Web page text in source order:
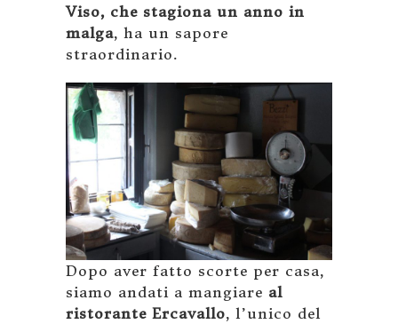
Viso, che stagiona un anno in
malga, ha un sapore
straordinario.
Dopo aver fatto scorte per casa,
siamo andati a mangiare al
ristorante Ercavallo, l’unico del